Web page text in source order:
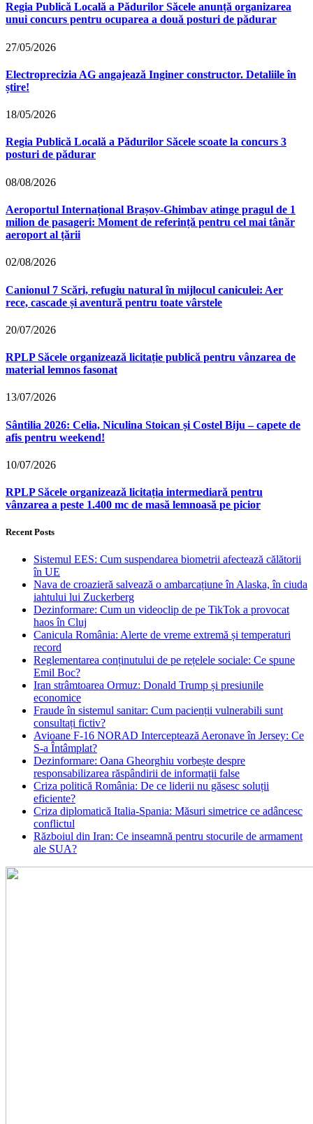
Regia Publică Locală a Pădurilor Săcele anunță organizarea
unui concurs pentru ocuparea a două posturi de pădurar
27/05/2026
Electroprecizia AG angajează Inginer constructor. Detaliile în
știre!
18/05/2026
Regia Publică Locală a Pădurilor Săcele scoate la concurs 3
posturi de pădurar
08/08/2026
Aeroportul Internațional Brașov‑Ghimbav atinge pragul de 1
milion de pasageri: Moment de referință pentru cel mai tânăr
aeroport al țării
02/08/2026
Canionul 7 Scări, refugiu natural în mijlocul caniculei: Aer
rece, cascade și aventură pentru toate vârstele
20/07/2026
RPLP Săcele organizează licitație publică pentru vânzarea de
material lemnos fasonat
13/07/2026
Sântilia 2026: Celia, Niculina Stoican și Costel Biju – capete de
afis pentru weekend!
10/07/2026
RPLP Săcele organizează licitația intermediară pentru
vânzarea a peste 1.400 mc de masă lemnoasă pe picior
Recent Posts
Sistemul EES: Cum suspendarea biometrii afectează călătorii
în UE
Nava de croazieră salvează o ambarcațiune în Alaska, în ciuda
iahtului lui Zuckerberg
Dezinformare: Cum un videoclip de pe TikTok a provocat
haos în Cluj
Canicula România: Alerte de vreme extremă și temperaturi
record
Reglementarea conținutului de pe rețelele sociale: Ce spune
Emil Boc?
Iran strâmtoarea Ormuz: Donald Trump și presiunile
economice
Fraude în sistemul sanitar: Cum pacienții vulnerabili sunt
consultați fictiv?
Avioane F-16 NORAD Interceptează Aeronave în Jersey: Ce
S-a Întâmplat?
Dezinformare: Oana Gheorghiu vorbește despre
responsabilizarea răspândirii de informații false
Criza politică România: De ce liderii nu găsesc soluții
eficiente?
Criza diplomatică Italia-Spania: Măsuri simetrice ce adâncesc
conflictul
Războiul din Iran: Ce inseamnă pentru stocurile de armament
ale SUA?